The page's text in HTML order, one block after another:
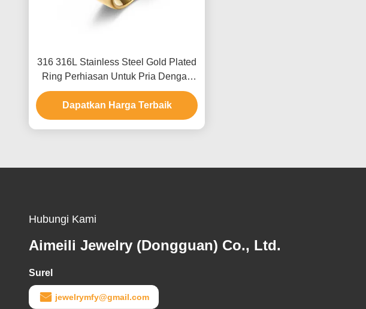
316 316L Stainless Steel Gold Plated
Ring Perhiasan Untuk Pria Dengan
Batu Kristal Ruby
Dapatkan Harga Terbaik
Hubungi Kami
Aimeili Jewelry (Dongguan) Co., Ltd.
Surel
jewelrymfy@gmail.com